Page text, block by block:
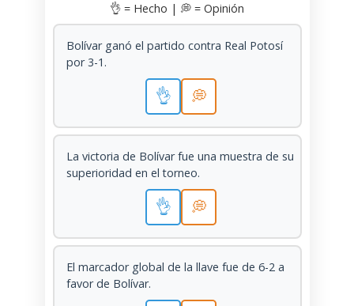
👌 = Hecho | 💭 = Opinión
Bolívar ganó el partido contra Real Potosí
por 3-1.
👌 💭
La victoria de Bolívar fue una muestra de su
superioridad en el torneo.
👌 💭
El marcador global de la llave fue de 6-2 a
favor de Bolívar.